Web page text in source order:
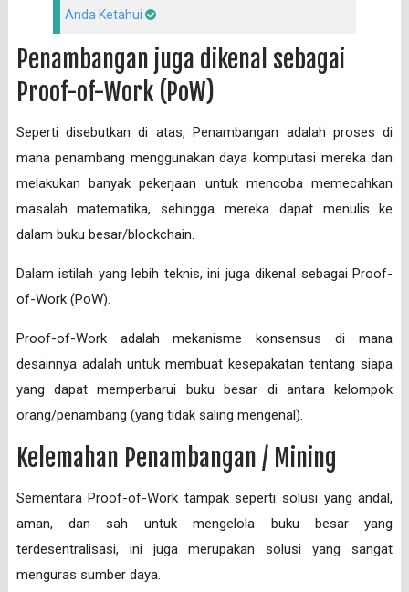
Anda Ketahui
Penambangan juga dikenal sebagai
Proof-of-Work (PoW)
Seperti disebutkan di atas, Penambangan adalah proses di
mana penambang menggunakan daya komputasi mereka dan
melakukan banyak pekerjaan untuk mencoba memecahkan
masalah matematika, sehingga mereka dapat menulis ke
dalam buku besar/blockchain.
Dalam istilah yang lebih teknis, ini juga dikenal sebagai Proof-
of-Work (PoW).
Proof-of-Work adalah mekanisme konsensus di mana
desainnya adalah untuk membuat kesepakatan tentang siapa
yang dapat memperbarui buku besar di antara kelompok
orang/penambang (yang tidak saling mengenal).
Kelemahan Penambangan / Mining
Sementara Proof-of-Work tampak seperti solusi yang andal,
aman, dan sah untuk mengelola buku besar yang
terdesentralisasi, ini juga merupakan solusi yang sangat
menguras sumber daya.